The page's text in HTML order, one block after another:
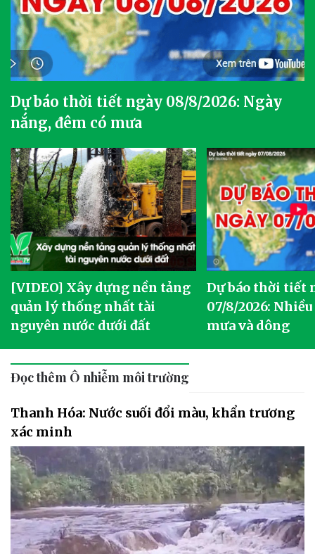
Dự báo thời tiết ngày 08/8/2026: Ngày
nắng, đêm có mưa
[VIDEO] Xây dựng nền tảng
quản lý thống nhất tài
nguyên nước dưới đất
Dự báo thời tiết
07/8/2026:
mưa và dông
Đọc thêm Ô nhiễm môi trường
Thanh Hóa: Nước suối đổi màu, khẩn trương
xác minh